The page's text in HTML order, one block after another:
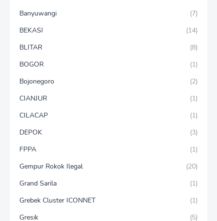
Banyuwangi
(7)
BEKASI
(14)
BLITAR
(8)
BOGOR
(1)
Bojonegoro
(2)
CIANJUR
(1)
CILACAP
(1)
DEPOK
(3)
FPPA
(1)
Gempur Rokok Ilegal
(20)
Grand Sarila
(1)
Grebek Cluster ICONNET
(1)
Gresik
(5)